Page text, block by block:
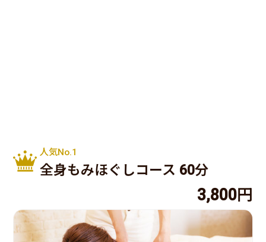
人気No.1
全身もみほぐしコース 60分
3,800円